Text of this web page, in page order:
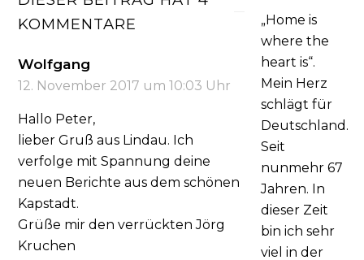
KOMMENTARE
Wolfgang
12. November 2017 um 10:03 Uhr
Hallo Peter,
lieber Gruß aus Lindau. Ich
verfolge mit Spannung deine
neuen Berichte aus dem schönen
Kapstadt.
Grüße mir den verrückten Jörg
Kruchen
„Home is
where the
heart is“.
Mein Herz
schlägt für
Deutschland.
Seit
nunmehr 67
Jahren. In
dieser Zeit
bin ich sehr
viel in der